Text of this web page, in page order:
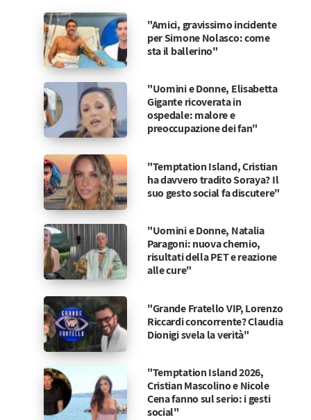
"Amici, gravissimo incidente
per Simone Nolasco: come
sta il ballerino"
"Uomini e Donne, Elisabetta
Gigante ricoverata in
ospedale: malore e
preoccupazione dei fan"
"Temptation Island, Cristian
ha davvero tradito Soraya? Il
suo gesto social fa discutere"
"Uomini e Donne, Natalia
Paragoni: nuova chemio,
risultati della PET e reazione
alle cure"
"Grande Fratello VIP, Lorenzo
Riccardi concorrente? Claudia
Dionigi svela la verità"
"Temptation Island 2026,
Cristian Mascolino e Nicole
Cena fanno sul serio: i gesti
social"